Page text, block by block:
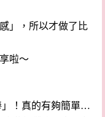
」，所以才做了比
啦～